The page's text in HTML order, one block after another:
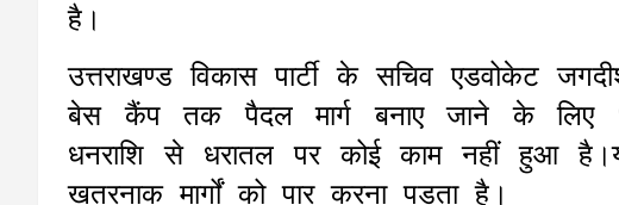
है।
उत्तराखण्ड विकास पार्टी के सचिव एडवोकेट
बेस कैंप तक पैदल मार्ग बनाए जाने के लिए
धनराशि से धरातल पर कोई काम नहीं हुआ
खतरनाक मार्गों को पार करना पड़ता है।